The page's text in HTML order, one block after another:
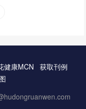
健康MCN
获取刊例